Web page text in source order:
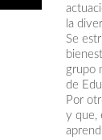
la
Se
grupo
de
Por
y que,